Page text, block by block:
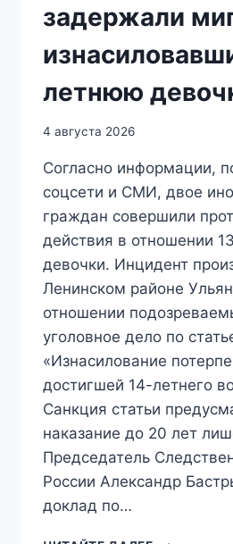
задержали
летнюю
4 августа 2026
Согласно информации,
соцсети и СМИ, двое
граждан совершили
действия в отношении
девочки. Инцидент
Ленинском районе
отношении
уголовное дело по
«Изнасилование
достигшей 14-летнего
Санкция статьи
наказание до 20 лет
Председатель
России Александр
доклад по…